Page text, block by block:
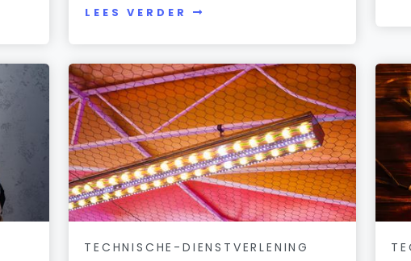
LEES VERDER
TECHNISCHE-DIENSTVERLENING